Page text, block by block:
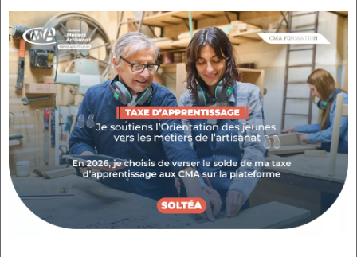
votre adaptation aux changements de
pratiques numériques/écologiques,
promouvoir vos produits et vos savoir-
faire... En connectant notre action à
celle des collectivités locales, nous
veillons à ce que les projets municipaux
soient de vrais leviers de croissance
pour votre activité
POURQUOI PARTICIPER À
L'ARTISANAT TOUR DANS
VOTRE COMMUNE ?